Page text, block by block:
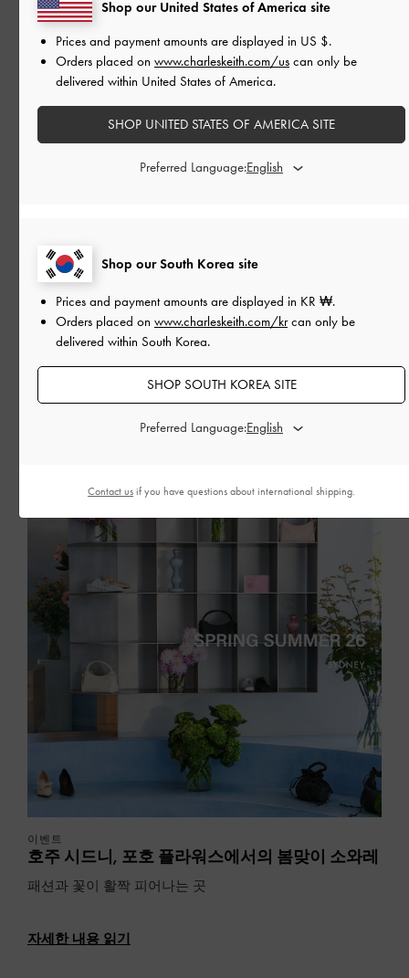
봄의 속삭임, 싱가포르
이벤트
호주 시드니, 포호 플라워스에서의 봄맞이 소와레
패션과 꽃이 활짝 피어나는 곳
자세한 내용 읽기
Shop our South Korea site
Prices and payment amounts are displayed in KR ₩.
Orders placed on www.charleskeith.com/krcan only be
delivered within South Korea.
SHOP SOUTH KOREA SITE
Preferred Language:
Shop our United States of America site
Prices and payment amounts are displayed in US $.
Orders placed on www.charleskeith.com/us can only be
delivered within United States of America.
SHOP UNITED STATES OF AMERICA SITE
Preferred Language:
Contact us if you have questions about international shipping.